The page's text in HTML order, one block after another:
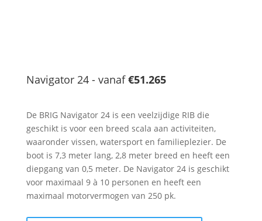
Navigator 24 - vanaf€51.265
De BRIG Navigator 24 is een veelzijdige RIB die
geschikt is voor een breed scala aan activiteiten,
waaronder vissen, watersport en familieplezier. De
boot is 7,3 meter lang, 2,8 meter breed en heeft een
diepgang van 0,5 meter. De Navigator 24 is geschikt
voor maximaal 9 à 10 personen en heeft een
maximaal motorvermogen van 250 pk.